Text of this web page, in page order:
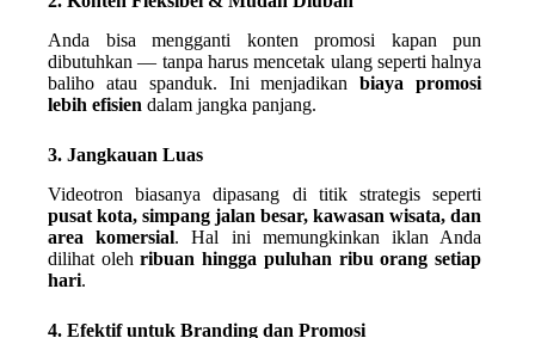
Anda bisa mengganti konten promosi kapan pun
dibutuhkan — tanpa harus mencetak ulang seperti halnya
baliho atau spanduk. Ini menjadikanbiaya promosi
lebih efisien dalam jangka panjang.
3. Jangkauan Luas
Videotron biasanya dipasang di titik strategis seperti
pusat kota, simpang jalan besar, kawasan wisata, dan
area komersial. Hal ini memungkinkan iklan Anda
dilihat olehribuan hingga puluhan ribu orang setiap
hari.
4. Efektif untuk Branding dan Promosi